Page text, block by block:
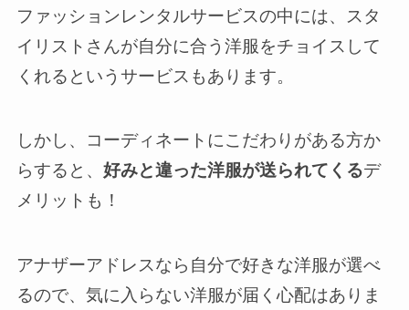
ファッションレンタルサービスの中には、スタ
イリストさんが自分に合う洋服をチョイスして
くれるというサービスもあります。
しかし、コーディネートにこだわりがある方か
らすると、 好みと違った洋服が送られてくるデ
メリットも！
アナザーアドレスなら自分で好きな洋服が選べ
るので、気に入らない洋服が届く心配はありま